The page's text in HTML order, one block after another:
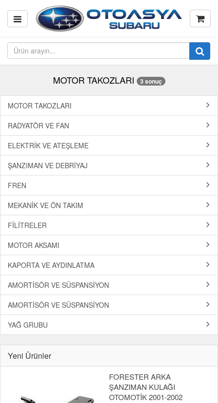
MOTOR TAKOZLARI 3 sonuç
MOTOR TAKOZLARI
RADYATÖR VE FAN
ELEKTRİK VE ATEŞLEME
ŞANZIMAN VE DEBRİYAJ
FREN
MEKANİK VE ÖN TAKIM
FİLİTRELER
MOTOR AKSAMI
KAPORTA VE AYDINLATMA
AMORTİSÖR VE SÜSPANSİYON
AMORTİSÖR VE SÜSPANSİYON
YAĞ GRUBU
Yeni Ürünler
FORESTER ARKA
ŞANZIMAN KULAĞI
OTOMOTİK 2001-2002